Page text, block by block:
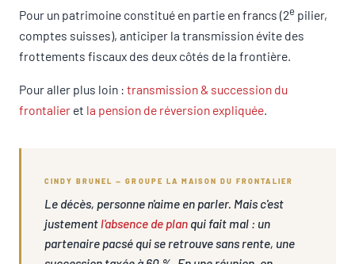
Pour un patrimoine constitué en partie en francs (2e pilier,
comptes suisses), anticiper la transmission évite des
frottements fiscaux des deux côtés de la frontière.
Pour aller plus loin : transmission & succession du
frontalier et la pension de réversion expliquée.
CINDY BRUNEL — GROUPE LA MAISON DU FRONTALIER
Le décès, personne n'aime en parler. Mais c'est
justement l'absence de planqui fait mal : un
partenaire pacsé qui se retrouve sans rente, une